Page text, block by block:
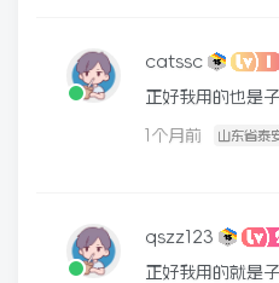
catssc
正好我用的也是
1个月前 山东省泰
qszz123
正好我用的就是